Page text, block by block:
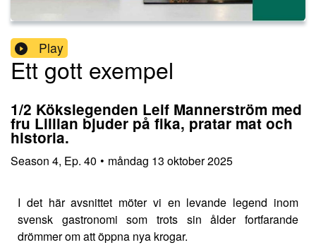
Play
Ett gott exempel
1/2 Kökslegenden Leif Mannerström med
fru Lillian bjuder på fika, pratar mat och
historia.
Season 4, Ep. 40 • måndag 13 oktober 2025
I det här avsnittet möter vi en levande legend inom
svensk gastronomi som trots sin ålder fortfarande
drömmer om att öppna nya krogar.